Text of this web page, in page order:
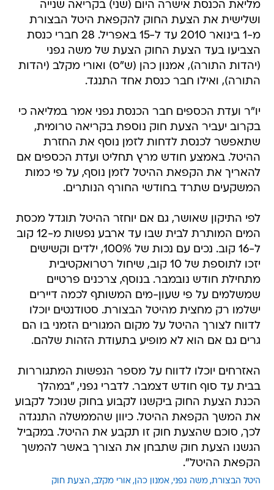
מליאת הכנסת אישרה היום (שני) בקריאה שנייה
ושלישית את הצעת החוק להקפאת היטל הבצורת
מ-1 בינואר 2010 עד ל-15 באפריל. 28 חברי כנסת
הצביעו בעד הצעת החוק הצעת של משה גפני
(יהדות התורה), אמנון כהן (ש"ס) ואורי מקלב (יהדות
התורה), ואילו חבר כנסת אחד התנגד.
יו"ר ועדת הכספים חבר הכנסת גפני אמר במליאה כי
בקרוב יעביר הצעת חוק נוספת בקריאה טרומית,
שתאפשר לכנסת לדחות לזמן נוסף את החזרת
ההיטל. באמצע חודש מרץ תחליט ועדת הכספים אם
להאריך את הקפאת ההיטל לזמן נוסף, על פי כמות
המשקעים שתרד בחודשי החורף הנותרים.
לפי התיקון שאושר, גם אם יוחזר ההיטל תוגדל מכסת
המים המותרת לבית שבו עד ארבע נפשות מ-12 קוב
ל-16 קוב. נכים עם נכות של 100%, ילדים וקשישים
יזכו לתוספת של 10 קוב, שיחול רטרואקטיבית
מתחילת חודש נובמבר. בנוסף, צרכנים פרטיים
שמשלמים על פי שעון-מים המשותף לכמה דיירים
ישלמו רק מחצית מהיטל הבצורת. סטודנטים יוכלו
לדווח לצורך ההיטל על מקום המגורים הזמני בו הם
גרים גם אם הוא לא מופיע בתעודת הזהות שלהם.
האזרחים יוכלו לדווח על מספר הנפשות המתגוררות
בבית עד סוף חודש דצמבר. לדברי גפני, "במהלך
הכנת הצעת החוק ביקשנו לקבוע בחוק שנוכל לקבוע
את המשך הקפאת ההיטל. כיוון שהממשלה התנגדה
לכך, סוכם שהצעת חוק זו תקבע את ההיטל. במקביל
הגשנו הצעת חוק שתבחן את הצורך באשר להמשך
הקפאת ההיטל".
היטל הבצורת משה גפני אמנון כהן אורי מקלב הצעת חוק